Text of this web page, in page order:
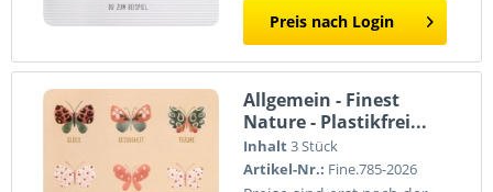
Preis nach Login
Allgemein - Finest
Nature - Plastikfrei...
Inhalt3 Stück
Artikel-Nr.: Fine.785-2026